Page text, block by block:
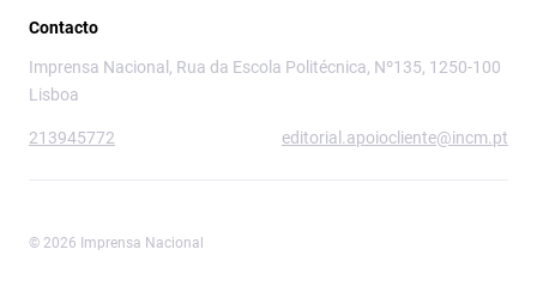
Contacto
Imprensa Nacional, Rua da Escola Politécnica, Nº135, 1250-100
Lisboa
213945772 editorial.apoiocliente@incm.pt
© 2026 Imprensa Nacional